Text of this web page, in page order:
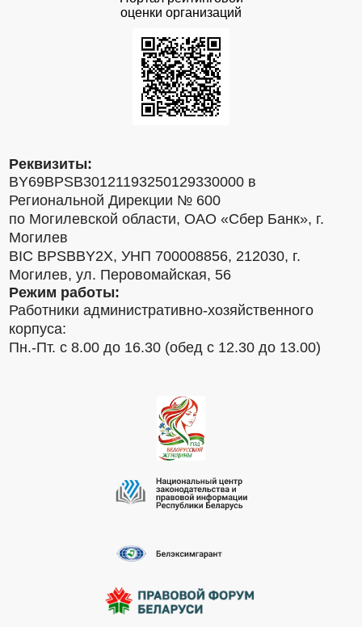
оценки организаций
Реквизиты:
BY69BPSB30121193250129330000 в
Региональной Дирекции № 600
по Могилевской области, ОАО «Сбер Банк», г.
Могилев
BIC BPSBBY2X, УНП 700008856, 212030, г.
Могилев, ул. Перовомайская, 56
Режим работы:
Работники административно-хозяйственного
корпуса:
Пн.-Пт. с 8.00 до 16.30 (обед с 12.30 до 13.00)